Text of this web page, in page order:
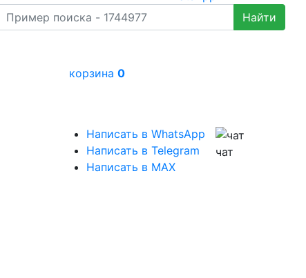
корзина 0
Написать в WhatsApp
Написать в Telegram
Написать в MAX
чат